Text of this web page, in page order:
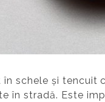
schele și tencuit
în stradă. Este